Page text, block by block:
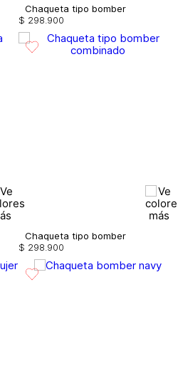
Chaqueta tipo bomber
$ 298 900
Chaqueta tipo bomber
$ 298 900